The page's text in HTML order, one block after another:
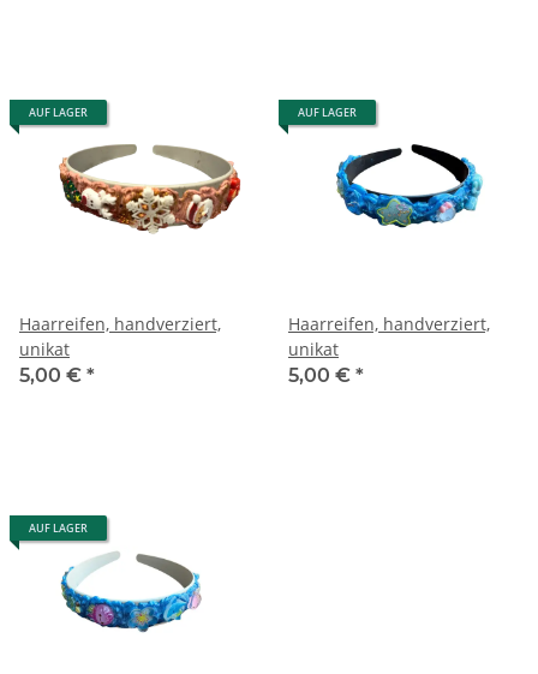
AUF LAGER
Haarreifen, handverziert,
unikat
5,00 € *
AUF LAGER
Haarreifen, handverziert,
unikat
5,00 € *
AUF LAGER